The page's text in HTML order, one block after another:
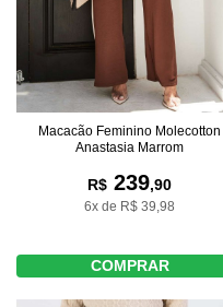
Macacão Feminino Molecotton
Anastasia Marrom
R$ 239,90
6x de R$ 39,98
COMPRAR